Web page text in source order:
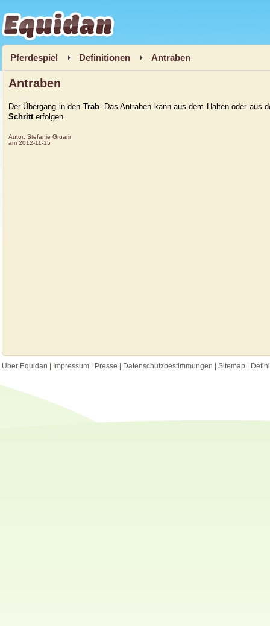
Equidan
Pferdespiel Definitionen Antraben
Antraben
Der Übergang in den Trab. Das Antraben kann aus dem Halten oder aus
Schritterfolgen.
Autor: Stefanie Gruarin
am 2012-11-15
Über Equidan Impressum Presse Datenschutzbestimmungen Sitemap